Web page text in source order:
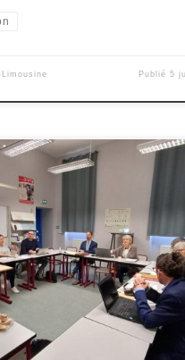
Publié5
recevait ce 31 mai la réunion du
Après une présentation de
Nathalie BARON et Samuel RAT,
du CLEE a fait un bilan des actions
[…]